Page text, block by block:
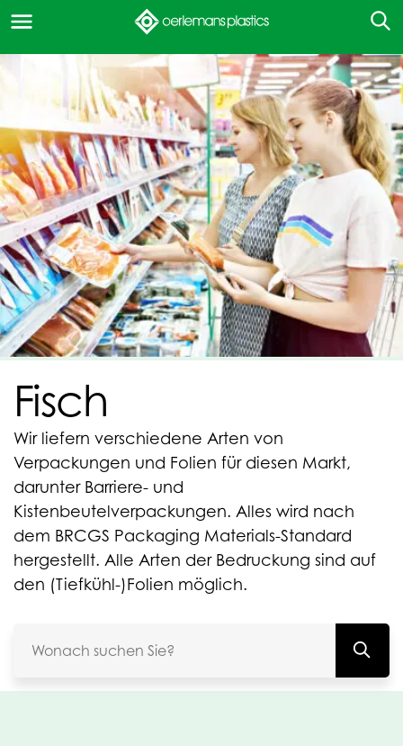
Fisch
Wir liefern verschiedene Arten von
Verpackungen und Folien für diesen Markt,
darunter Barriere- und
Kistenbeutelverpackungen. Alles wird nach
dem BRCGS Packaging Materials-Standard
hergestellt. Alle Arten der Bedruckung sind auf
den (Tiefkühl-)Folien möglich.